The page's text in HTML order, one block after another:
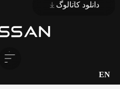
دانلود کاتالوگ
EN